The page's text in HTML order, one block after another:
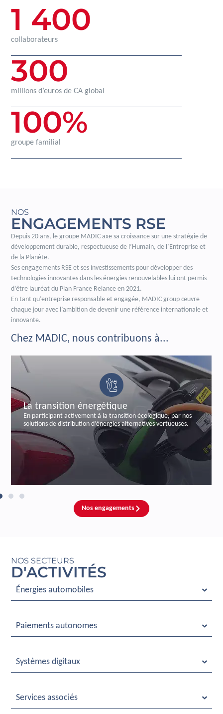
collaborateurs
1 400
millions d’euros de CA global
300
groupe familial
100%
NOS
ENGAGEMENTS RSE
Depuis 20 ans, le groupe MADIC axe sa croissance sur une stratégie de
développement durable, respectueuse de l’Humain, de l’Entreprise et
de la Planète.
Ses engagements RSE et ses investissements pour développer des
technologies innovantes dans les énergies renouvelables lui ont permis
d’être lauréat du Plan France Relance en 2021.
En tant qu’entreprise responsable et engagée, MADIC group œuvre
chaque jour avec l’ambition de devenir une référence internationale et
innovante.
Chez MADIC, nous contribuons à...
par nos
vertueuses.
La sécurisation bancaire
En sécurisant les transactions bancaires,
labelisée et certifiée de paiements
Nos engagements
NOS SECTEURS
D'ACTIVITÉS
Énergies automobiles
Paiements autonomes
Systèmes digitaux
Services associés